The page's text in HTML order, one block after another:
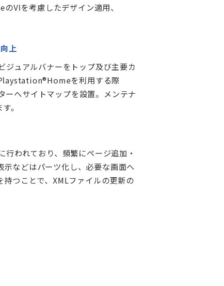
VIを考慮したデザイン適用、
上
ュアルバナーをトップ及び主要カ
を利用する際
ーへサイトマップを設置。メンテナ
。
われており、頻繁にページ追加・
などはパーツ化し、必要な画面へ
つことで、XMLファイルの更新の